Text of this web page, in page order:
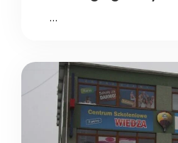
…